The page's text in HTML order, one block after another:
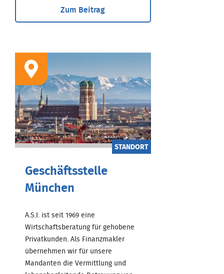
Zum Beitrag
STANDORT
Geschäftsstelle
München
A.S.I. ist seit 1969 eine
Wirtschaftsberatung für gehobene
Privatkunden. Als Finanzmakler
übernehmen wir für unsere
Mandanten die Vermittlung und